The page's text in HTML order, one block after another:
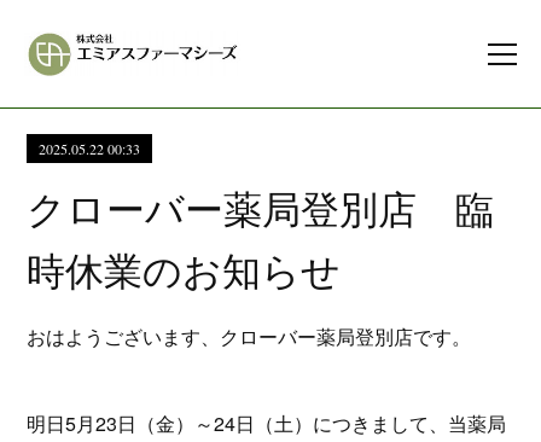
2025.05.22 00:33
クローバー薬局登別店 臨
時休業のお知らせ
おはようございます、クローバー薬局登別店です。
明日5月23日（金）～24日（土）につきまして、当薬局